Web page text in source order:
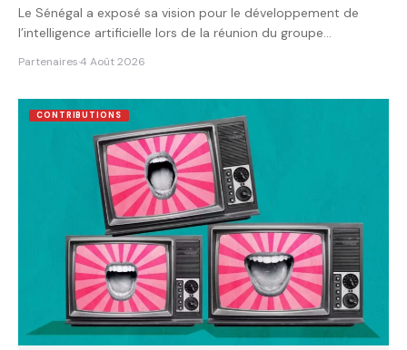
Le Sénégal a exposé sa vision pour le développement de
l’intelligence artificielle lors de la réunion du groupe…
Partenaires·4 Août 2026
CONTRIBUTIONS